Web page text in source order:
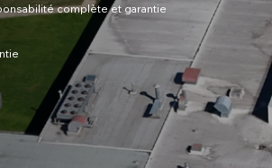
complète et garantie